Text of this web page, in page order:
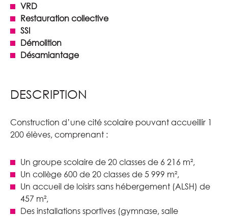
VRD
Restauration collective
SSI
Démolition
Désamiantage
DESCRIPTION
Construction d’une cité scolaire pouvant accueillir 1
200 élèves, comprenant :
Un groupe scolaire de 20 classes de 6 216 m²,
Un collège 600 de 20 classes de 5 999 m²,
Un accueil de loisirs sans hébergement (ALSH) de
457 m²,
Des installations sportives (gymnase, salle